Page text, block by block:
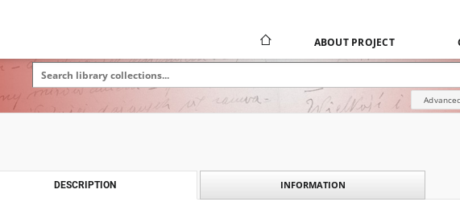
ABOUT PROJECT
DESCRIPTION INFORMATION